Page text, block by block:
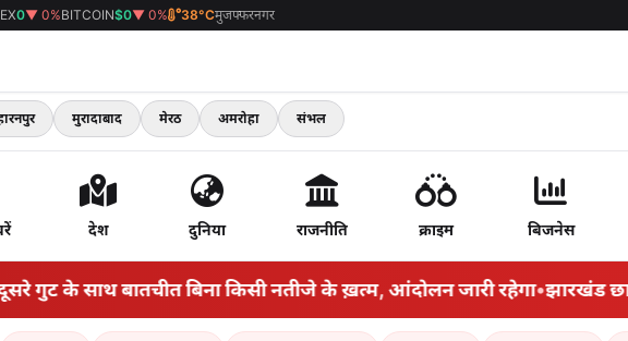
0▼ 0%BITCOIN$0▼ 0% 38°Cमुजफ्फरनगर
मुरादाबाद मेरठ अमरोहा संभल
देश दुनिया राजनीति क्राइम बिजनेस
गुट के साथ बातचीत बिना किसी नतीजे के ख़त्म, आंदोलन जारी रहेगा•झारखंड छात्र